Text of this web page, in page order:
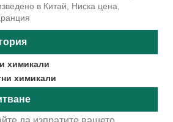
в Китай, Ниска цена,
химикали
химикали